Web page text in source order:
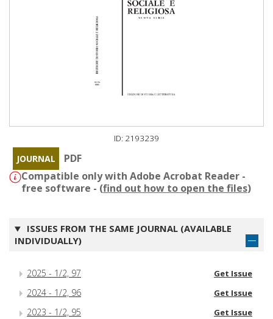
ID: 2193239
JOURNAL
PDF
Compatible only with Adobe Acrobat Reader -
free software - (find out how to open the files)
ISSUES FROM THE SAME JOURNAL (AVAILABLE
INDIVIDUALLY)
2025 - 1/2, 97 Get Issue
2024 - 1/2, 96 Get Issue
2023 - 1/2, 95 Get Issue